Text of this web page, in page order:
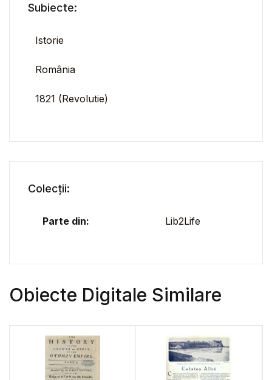
Subiecte:
Istorie
România
1821 (Revolutie)
Colecții:
Parte din: Lib2Life
Obiecte Digitale Similare